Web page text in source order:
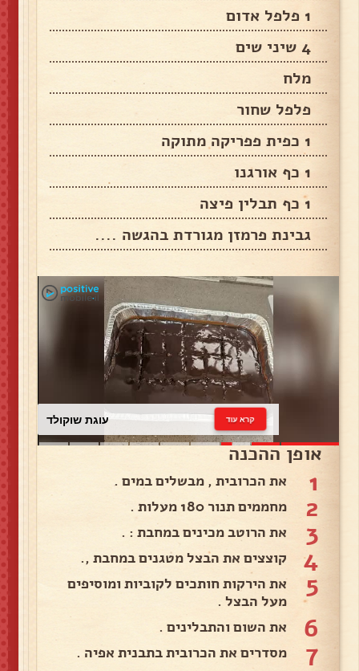
1 פלפל אדום
4 שיני שים
מלח
פלפל שחור
1 כפית פפריקה מתוקה
1 כף אורגנו
1 כף תבלין פיצה
גבינת פרמזן מגורדת בהגשה ....
עוגת שוקולד קרא עוד
אופן ההכנה
1 את הכרובית , מבשלים במים .
2 מחממים תנור 180 מעלות .
3 את הרוטב מכינים במחבת : .
4 קוצצים את הבצל מטגנים במחבת ,.
5
את הירקות חותכים לקוביות ומוסיפים
מעל הבצל .
6 את השום והתבלינים .
7 מסדרים את הכרובית בתבנית אפיה .